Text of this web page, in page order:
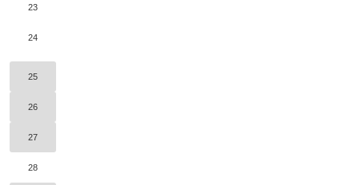
23
24
25
26
27
28